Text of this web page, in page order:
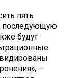
пять
последующую
будут
—